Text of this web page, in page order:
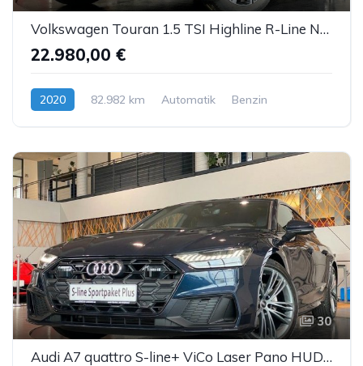
Volkswagen Touran 1.5 TSI Highline R-Line Navi AppC LED ACC
22.980,00 €
2020 82.982 km Automatik Benzin
30
Audi A7 quattro S-line+ ViCo Laser Pano HUD AHK ACC